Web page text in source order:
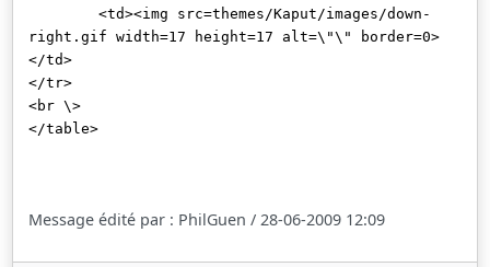
<td><img src=themes/Kaput/images/down-
right.gif width=17 height=17 alt=\"\" border=0>
</td>
</tr>
<br \>
</table>
Message édité par : PhilGuen / 28-06-2009 12:09